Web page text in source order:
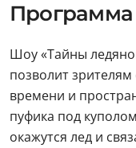
Программа
Шоу «Тайны
позволит
времени и
пуфика под
окажутся лед и